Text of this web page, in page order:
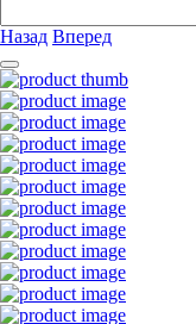
Назад Вперед